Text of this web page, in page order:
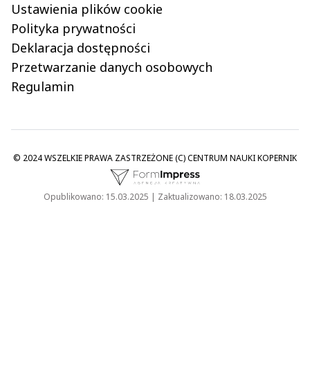
Ustawienia plików cookie
Polityka prywatności
Deklaracja dostępności
Przetwarzanie danych osobowych
Regulamin
© 2024 WSZELKIE PRAWA ZASTRZEŻONE (C) CENTRUM NAUKI KOPERNIK
Logo i link FormImpress
Opublikowano: 15.03.2025 | Zaktualizowano: 18.03.2025